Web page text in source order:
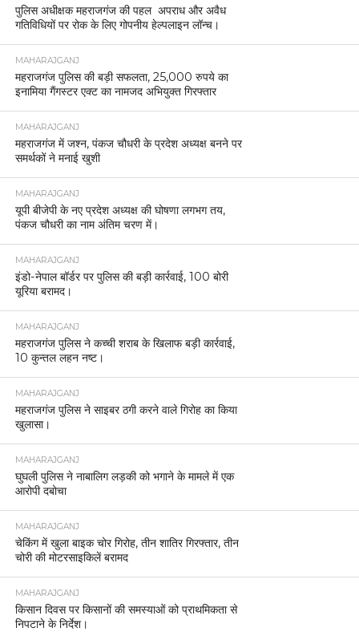
पुलिस अधीक्षक महराजगंज की पहल अपराध और अवैध
गतिविधियों पर रोक के लिए गोपनीय हेल्पलाइन लॉन्च।
MAHARAJGANJ
महराजगंज पुलिस की बड़ी सफलता, 25,000 रुपये का
इनामिया गैंगस्टर एक्ट का नामजद अभियुक्त गिरफ्तार
MAHARAJGANJ
महराजगंज में जश्न, पंकज चौधरी के प्रदेश अध्यक्ष बनने पर
समर्थकों ने मनाई खुशी
MAHARAJGANJ
यूपी बीजेपी के नए प्रदेश अध्यक्ष की घोषणा लगभग तय,
पंकज चौधरी का नाम अंतिम चरण में।
MAHARAJGANJ
इंडो-नेपाल बॉर्डर पर पुलिस की बड़ी कार्रवाई, 100 बोरी
यूरिया बरामद।
MAHARAJGANJ
महराजगंज पुलिस ने कच्ची शराब के खिलाफ बड़ी कार्रवाई,
10 कुन्तल लहन नष्ट।
MAHARAJGANJ
महराजगंज पुलिस ने साइबर ठगी करने वाले गिरोह का किया
खुलासा।
MAHARAJGANJ
घुघली पुलिस ने नाबालिग लड़की को भगाने के मामले में एक
आरोपी दबोचा
MAHARAJGANJ
चेकिंग में खुला बाइक चोर गिरोह, तीन शातिर गिरफ्तार, तीन
चोरी की मोटरसाइकिलें बरामद
MAHARAJGANJ
किसान दिवस पर किसानों की समस्याओं को प्राथमिकता से
निपटाने के निर्देश।